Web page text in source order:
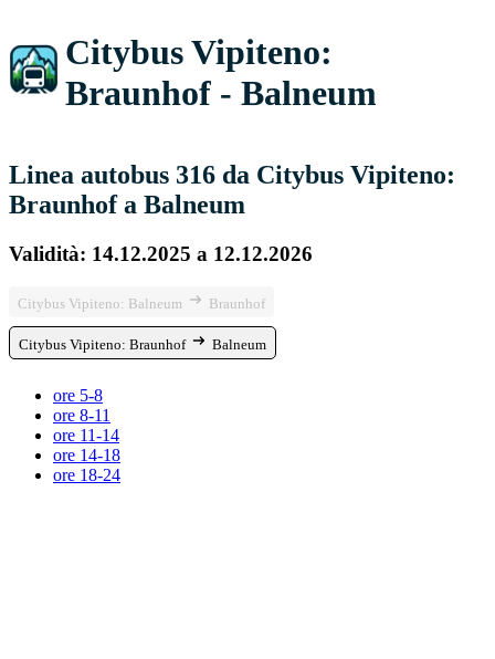
Citybus Vipiteno:
Braunhof - Balneum
Linea autobus 316 da Citybus Vipiteno:
Braunhof a Balneum
Validità: 14.12.2025 a 12.12.2026
Citybus Vipiteno: Balneum Braunhof
Citybus Vipiteno: Braunhof Balneum
ore 5-8
ore 8-11
ore 11-14
ore 14-18
ore 18-24